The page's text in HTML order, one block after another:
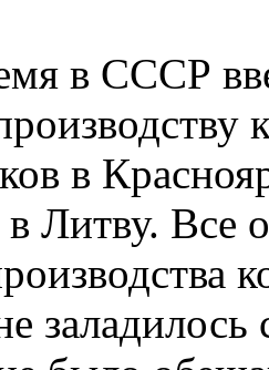
в СССР
в
Литву. Все